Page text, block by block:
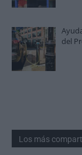
del
Los más